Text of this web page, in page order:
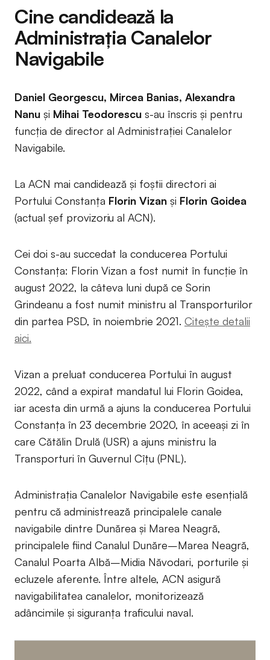
Cine candidează la
Administrația Canalelor
Navigabile
Daniel Georgescu, Mircea Banias, Alexandra
Nanu și Mihai Teodorescu s-au înscris și pentru
funcția de director al Administrației Canalelor
Navigabile.
La ACN mai candidează și foștii directori ai
Portului Constanța Florin Vizan și Florin Goidea
(actual șef provizoriu al ACN).
Cei doi s-au succedat la conducerea Portului
Constanța: Florin Vizan a fost numit în funcție în
august 2022, la câteva luni după ce Sorin
Grindeanu a fost numit ministru al Transporturilor
din partea PSD, în noiembrie 2021. Citește detalii
aici.
Vizan a preluat conducerea Portului în august
2022, când a expirat mandatul lui Florin Goidea,
iar acesta din urmă a ajuns la conducerea Portului
Constanța în 23 decembrie 2020, în aceeași zi în
care Cătălin Drulă (USR) a ajuns ministru la
Transporturi în Guvernul Cîțu (PNL).
Administrația Canalelor Navigabile este esențială
pentru că administrează principalele canale
navigabile dintre Dunărea și Marea Neagră,
principalele fiind Canalul Dunăre–Marea Neagră,
Canalul Poarta Albă–Midia Năvodari, porturile și
ecluzele aferente. Între altele, ACN asigură
navigabilitatea canalelor, monitorizează
adâncimile și siguranța traficului naval.